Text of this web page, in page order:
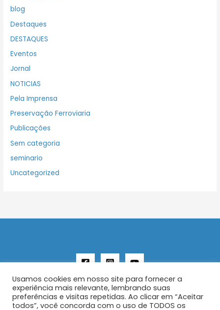
blog
Destaques
DESTAQUES
Eventos
Jornal
NOTICIAS
Pela Imprensa
Preservação Ferroviaria
Publicações
Sem categoria
seminario
Uncategorized
Copyright © 2026 AENFER
Usamos cookies em nosso site para fornecer a
experiência mais relevante, lembrando suas
preferências e visitas repetidas. Ao clicar em “Aceitar
todos”, você concorda com o uso de TODOS os